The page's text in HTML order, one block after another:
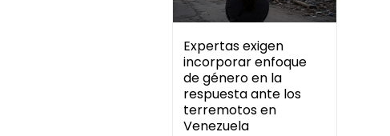
Expertas exigen
incorporar enfoque
de género en la
respuesta ante los
terremotos en
Venezuela